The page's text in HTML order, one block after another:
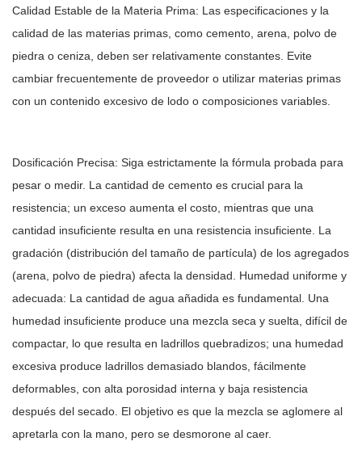
Calidad Estable de la Materia Prima: Las especificaciones y la
calidad de las materias primas, como cemento, arena, polvo de
piedra o ceniza, deben ser relativamente constantes. Evite
cambiar frecuentemente de proveedor o utilizar materias primas
con un contenido excesivo de lodo o composiciones variables.
Dosificación Precisa: Siga estrictamente la fórmula probada para
pesar o medir. La cantidad de cemento es crucial para la
resistencia; un exceso aumenta el costo, mientras que una
cantidad insuficiente resulta en una resistencia insuficiente. La
gradación (distribución del tamaño de partícula) de los agregados
(arena, polvo de piedra) afecta la densidad. Humedad uniforme y
adecuada: La cantidad de agua añadida es fundamental. Una
humedad insuficiente produce una mezcla seca y suelta, difícil de
compactar, lo que resulta en ladrillos quebradizos; una humedad
excesiva produce ladrillos demasiado blandos, fácilmente
deformables, con alta porosidad interna y baja resistencia
después del secado. El objetivo es que la mezcla se aglomere al
apretarla con la mano, pero se desmorone al caer.